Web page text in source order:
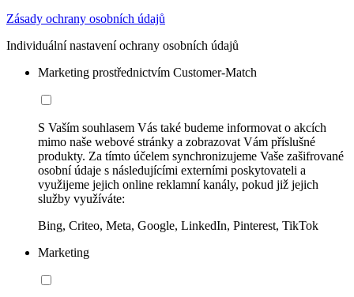
Zásady ochrany osobních údajů
Individuální nastavení ochrany osobních údajů
Marketing prostřednictvím Customer-Match
S Vaším souhlasem Vás také budeme informovat o akcích
mimo naše webové stránky a zobrazovat Vám příslušné
produkty. Za tímto účelem synchronizujeme Vaše zašifrované
osobní údaje s následujícími externími poskytovateli a
využijeme jejich online reklamní kanály, pokud již jejich
služby využíváte:
Bing, Criteo, Meta, Google, LinkedIn, Pinterest, TikTok
Marketing